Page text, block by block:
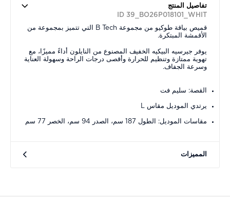
تفاصيل المنتج
ID 39_BO26P018101_WHIT
قميص بياقة طوكيو من مجموعة B Tech التي تتميز بمجموعة من
الأقمشة المبتكرة.
يوفر جيرسيه البيكيه الخفيف المصنوع من النايلون أداءً مميزًا، مع
تهوية ممتازة وتنظيم للحرارة وأقصى درجات الراحة وسهولة العناية
وسرعة الجفاف.
القصة: سليم فت
يرتدي الموديل مقاس L
مقاسات الموديل: الطول 187 سم، الصدر 94 سم، الخصر 77 سم
المميزات